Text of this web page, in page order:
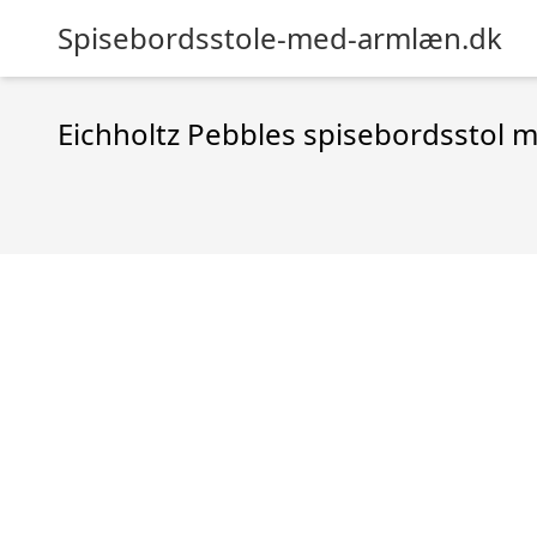
Spisebordsstole-med-armlæn.dk
Eichholtz Pebbles spisebordsstol